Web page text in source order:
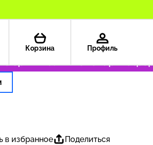
Корзина Профиль
товары
в избранное Поделиться